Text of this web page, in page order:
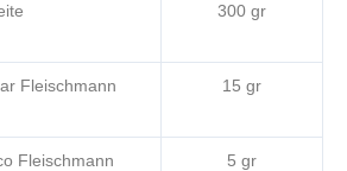
300 gr
Fleischmann 15 gr
Fleischmann 5 gr